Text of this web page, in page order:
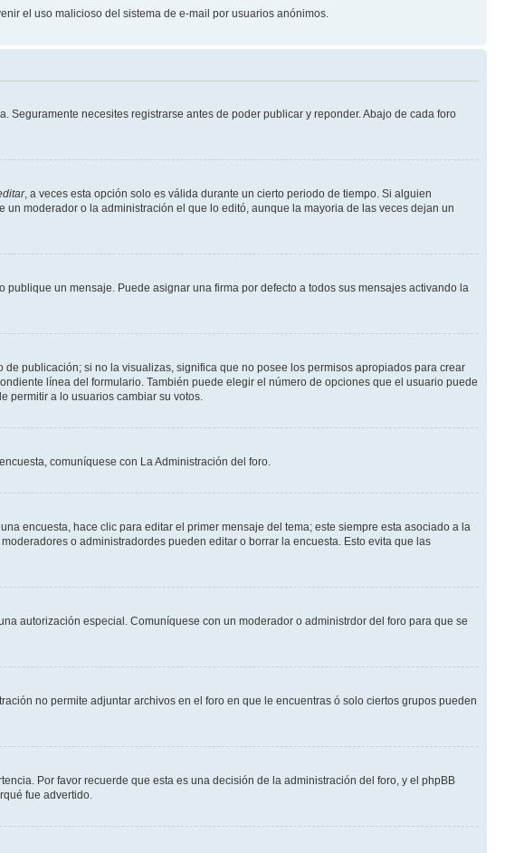
el uso malicioso del sistema de e-mail por usuarios anónimos.
necesites registrarse antes de poder publicar y reponder. Abajo de cada foro
, a veces esta opción solo es válida durante un cierto periodo de tiempo. Si alguien
moderador o la administración el que lo editó, aunque la mayoria de las veces dejan un
publique un mensaje. Puede asignar una firma por defecto a todos sus mensajes activando la
publicación; si no la visualizas, significa que no posee los permisos apropiados para crear
línea del formulario. También puede elegir el número de opciones que el usuario puede
permitir a lo usuarios cambiar su votos.
comuníquese con La Administración del foro.
encuesta, hace clic para editar el primer mensaje del tema; este siempre esta asociado a la
o administradordes pueden editar o borrar la encuesta. Esto evita que las
autorización especial. Comuníquese con un moderador o administrdor del foro para que se
no permite adjuntar archivos en el foro en que le encuentras ó solo ciertos grupos pueden
Por favor recuerde que esta es una decisión de la administración del foro, y el phpBB
fue advertido.